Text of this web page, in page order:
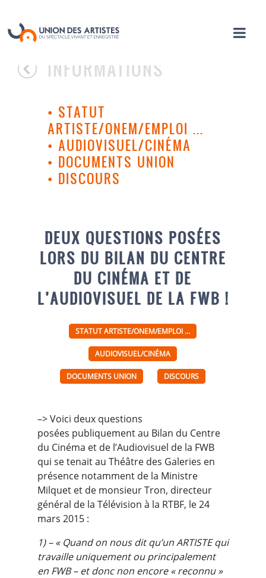
INFORMATIONS
• STATUT
ARTISTE/ONEM/EMPLOI ...
• AUDIOVISUEL/CINÉMA
• DOCUMENTS UNION
• DISCOURS
DEUX QUESTIONS POSÉES
LORS DU BILAN DU CENTRE
DU CINÉMA ET DE
L’AUDIOVISUEL DE LA FWB !
STATUT ARTISTE/ONEM/EMPLOI ...
AUDIOVISUEL/CINÉMA
DOCUMENTS UNION DISCOURS
–> Voici deux questions
posées publiquement au Bilan du Centre
du Cinéma et de l’Audiovisuel de la FWB
qui se tenait au Théâtre des Galeries en
présence notamment de la Ministre
Milquet et de monsieur Tron, directeur
général de la Télévision à la RTBF, le 24
mars 2015 :
1) – « Quand on nous dit qu’un ARTISTE qui
travaille uniquement ou principalement
en FWB – et donc non encore « reconnu »